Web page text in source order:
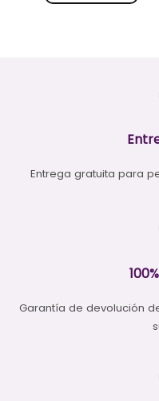
Entrega gratuita para
Garantía de devolución